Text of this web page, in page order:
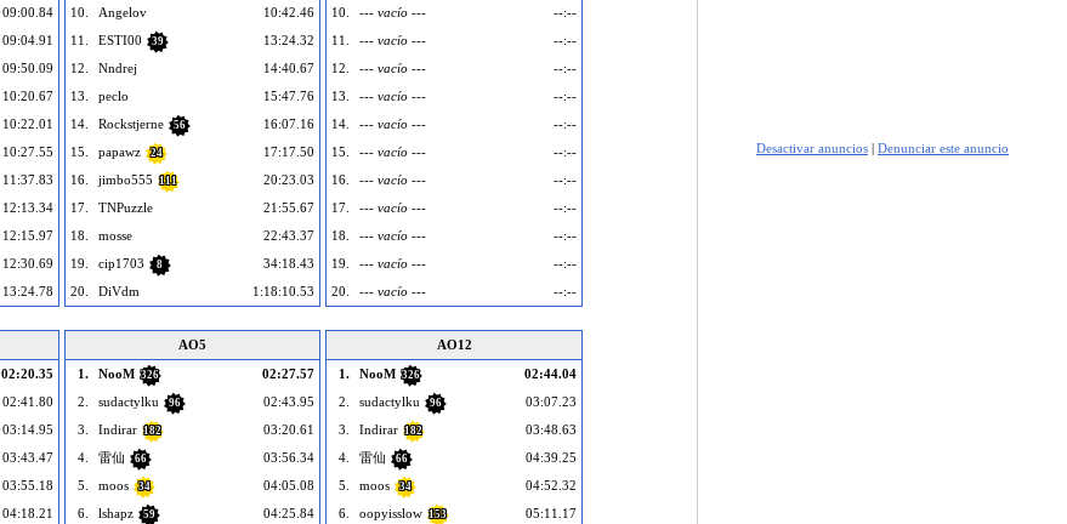
09:00.84
09:04.91
09:50.09
10:20.67
10:22.01
10:27.55
11:37.83
12:13.34
12:15.97
12:30.69
13:24.78
10.
Angelov
10:42.46
11.
ESTI00 39
13:24.32
12.
Nndrej
14:40.67
13.
peclo
15:47.76
14.
Rockstjerne 56
16:07.16
15.
papawz 24
17:17.50
16.
jimbo555 111
20:23.03
17.
TNPuzzle
21:55.67
18.
mosse
22:43.37
19.
cip1703 8
34:18.43
20.
DiVdm 1:18:10.53
10.
--- vacío ---
--:--
11.
--- vacío ---
--:--
12.
--- vacío ---
--:--
13.
--- vacío ---
--:--
14.
--- vacío ---
--:--
15.
--- vacío ---
--:--
16.
--- vacío ---
--:--
17.
--- vacío ---
--:--
18.
--- vacío ---
--:--
19.
--- vacío ---
--:--
20.
--- vacío --- --:--
02:20.35
02:41.80
03:14.95
03:43.47
03:55.18
04:18.21
AO5
1.
NooM 326
02:27.57
2.
sudactylku 96
02:43.95
3.
Indirar 182
03:20.61
4.
雷仙 66
03:56.34
5.
moos 34
04:05.08
6.
lshapz 59
04:25.84
AO12
1.
NooM 326
02:44.04
2.
sudactylku 96
03:07.23
3.
Indirar 182
03:48.63
4.
雷仙 66
04:39.25
5.
moos 34
04:52.32
6.
oopyisslow 153
05:11.17
Desactivar anuncios | Denunciar este anuncio